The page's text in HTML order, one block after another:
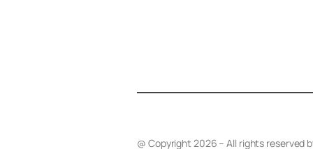
@ Copyright 2026 – All rights reserved